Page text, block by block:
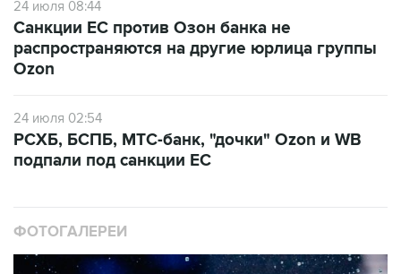
распространяются на другие юрлица группы
Ozon
подпали под санкции ЕС